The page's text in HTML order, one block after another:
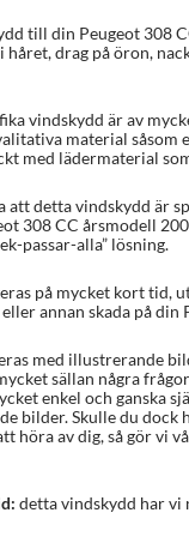
till din Peugeot 308
drag på öron,
vindskydd är av
material såsom
med lädermaterial
att detta vindskydd är
308 CC årsmodell
passar-alla” lösning.
på mycket kort tid,
annan skada på din
med illustrerande
sällan några
enkel och ganska
bilder. Skulle du dock
höra av dig, så gör vi
detta vindskydd har vi